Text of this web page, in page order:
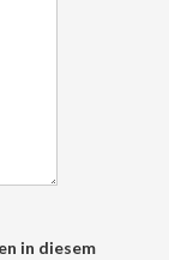
in diesem